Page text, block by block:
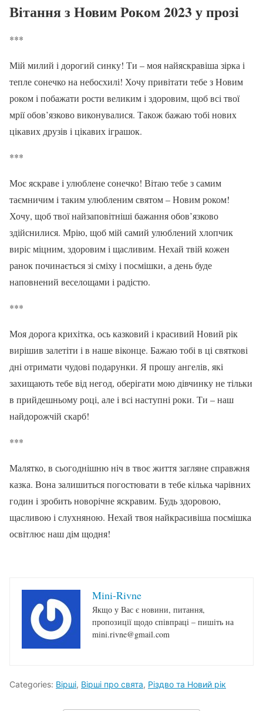
Вітання з Новим Роком 2023 у прозі
***
Мій милий і дорогий синку! Ти – моя найяскравіша зірка і
тепле сонечко на небосхилі! Хочу привітати тебе з Новим
роком і побажати рости великим і здоровим, щоб всі твої
мрії обов’язково виконувалися. Також бажаю тобі нових
цікавих друзів і цікавих іграшок.
***
Моє яскраве і улюблене сонечко! Вітаю тебе з самим
таємничим і таким улюбленим святом – Новим роком!
Хочу, щоб твої найзаповітніші бажання обов’язково
здійснилися. Мрію, щоб мій самий улюблений хлопчик
виріс міцним, здоровим і щасливим. Нехай твій кожен
ранок починається зі сміху і посмішки, а день буде
наповнений веселощами і радістю.
***
Моя дорога крихітка, ось казковий і красивий Новий рік
вирішив залетіти і в наше віконце. Бажаю тобі в ці святкові
дні отримати чудові подарунки. Я прошу ангелів, які
захищають тебе від негод, оберігати мою дівчинку не тільки
в прийдешньому році, але і всі наступні роки. Ти – наш
найдорожчій скарб!
***
Малятко, в сьогоднішню ніч в твоє життя загляне справжня
казка. Вона залишиться погостювати в тебе кілька чарівних
годин і зробить новорічне яскравим. Будь здоровою,
щасливою і слухняною. Нехай твоя найкрасивіша посмішка
освітлює наш дім щодня!
Mini-Rivne
Якщо у Вас є новини, питання,
пропозиції щодо співпраці – пишіть на
mini.rivne@gmail.com
Categories: Вірші, Вірші про свята, Різдво та Новий рік